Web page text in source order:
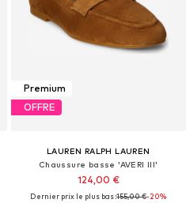
Premium
OFFRE
LAUREN RALPH LAUREN
Chaussure basse 'AVERI III'
124,00 €
Dernier prix le plus bas :155,00 €-20%